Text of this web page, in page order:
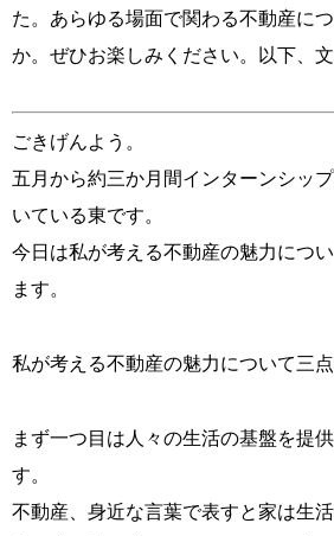
た。あらゆる場面で関わる不動産に
か。ぜひお楽しみください。以下、文
ごきげんよう。
五月から約三か月間インターンシッ
いている東です。
今日は私が考える不動産の魅力につ
ます。
私が考える不動産の魅力について三点
まず一つ目は人々の生活の基盤を提
す。
不動産、身近な言葉で表すと家は生